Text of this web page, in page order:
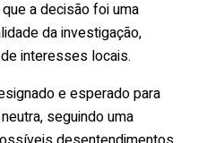
a decisão foi uma
da investigação,
interesses locais.
e esperado para
seguindo uma